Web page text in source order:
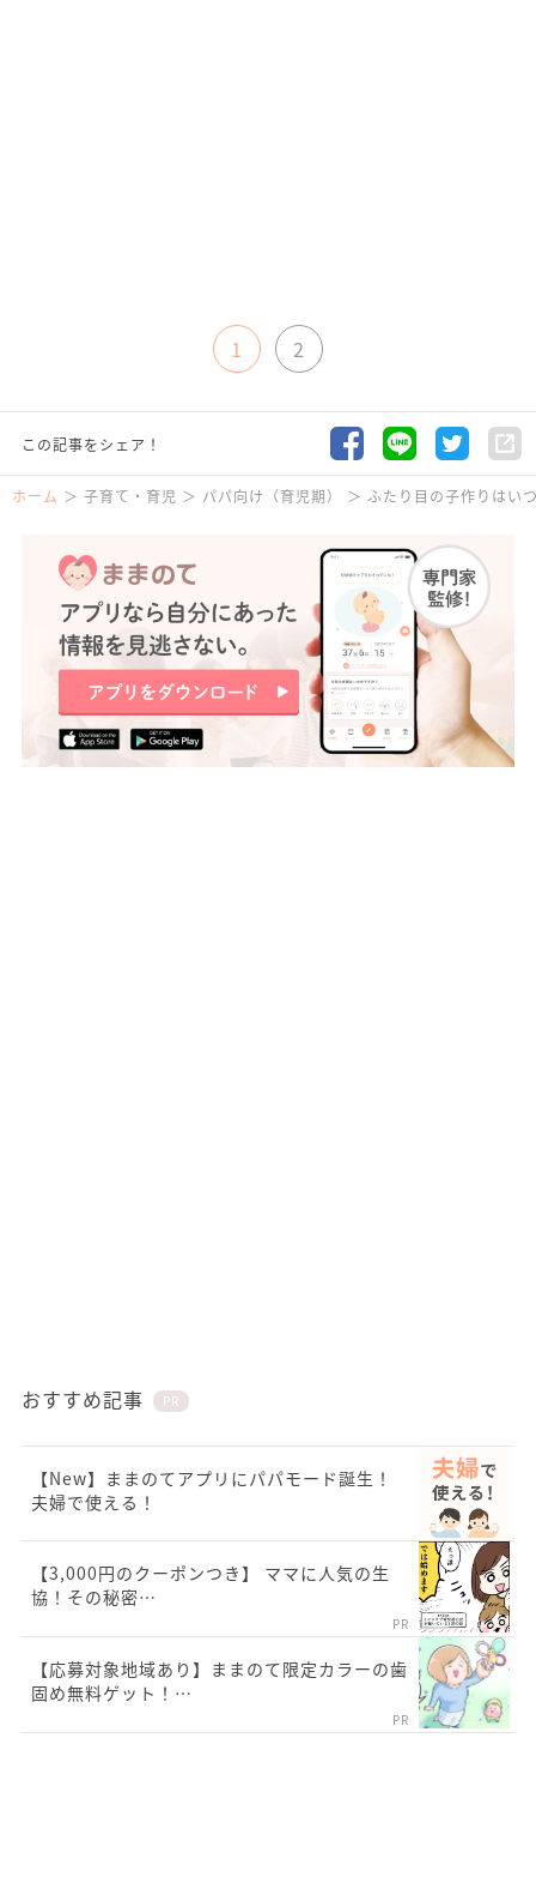
1 2
この記事をシェア！
ホーム 子育て・育児 パパ向け（育児期） ふたり目の子作りはい
おすすめ記事 PR
【New】ままのてアプリにパパモード誕生！
夫婦で使える！
【3,000円のクーポンつき】 ママに人気の生
協！その秘密…
PR
【応募対象地域あり】ままのて限定カラーの歯
固め無料ゲット！…
PR